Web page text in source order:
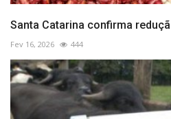
Santa Catarina confirma
Fev 16, 2026 444